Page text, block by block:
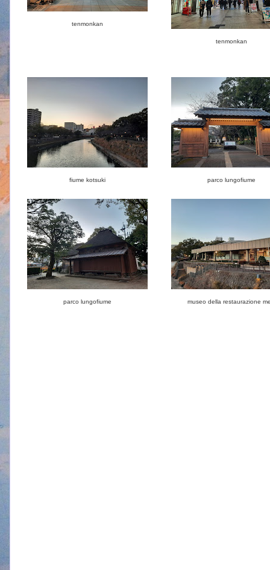
tenmonkan
tenmonkan
fiume kotsuki parco lungofiume
parco lungofiume museo della restaurazione